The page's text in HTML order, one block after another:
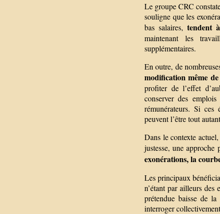
Le groupe CRC
souligne que les
bas salaires,tendent
maintenant les
supplémentaires.
En outre, de
modification même
profiter de l’effet
conserver des
rémunérateurs. Si ces
peuvent l’être tout
Dans le contexte
justesse, une
exonérations, la
Les principaux
n’étant par ailleurs
prétendue baisse de
interroger